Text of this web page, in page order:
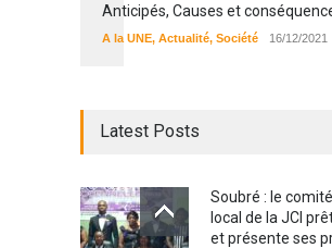
Anticipés, Causes et
A la UNE, Actualité, Société 16/12/2021
Latest Posts
Soubré : le
local de la JCI
et présente ses